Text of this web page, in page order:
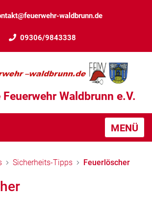
waldbrunn.de
09306/9843338
Waldbrunn e.V.
MENÜ
Sicherheits-Tipps Feuerlöscher